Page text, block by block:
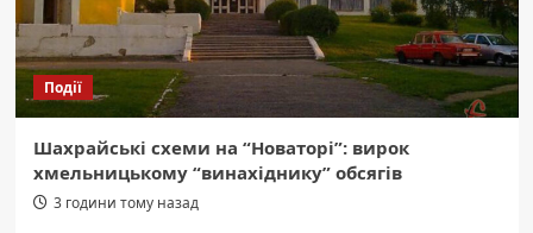
Події
Шахрайські схеми на “Новаторі”: вирок
хмельницькому “винахіднику” обсягів
3 години тому назад